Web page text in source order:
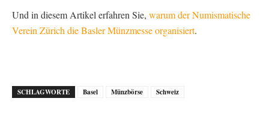
Und in diesem Artikel erfahren Sie, warum der Numismatische
Verein Zürich die Basler Münzmesse organisiert.
SCHLAGWORTE Basel Münzbörse Schweiz